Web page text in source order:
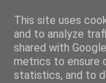
This site uses
and to analyze
shared with
metrics to ensure
statistics, and to